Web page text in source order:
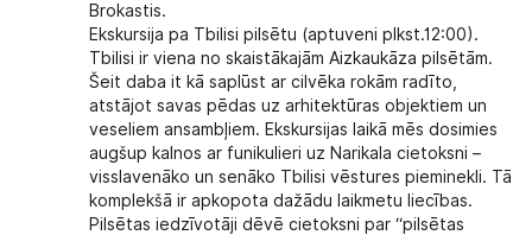
Brokastis.
Ekskursija pa Tbilisi pilsētu (aptuveni plkst.12:00).
Tbilisi ir viena no skaistākajām Aizkaukāza pilsētām.
Šeit daba it kā saplūst ar cilvēka rokām radīto,
atstājot savas pēdas uz arhitektūras objektiem un
veseliem ansambļiem. Ekskursijas laikā mēs dosimies
augšup kalnos ar funikulieri uz Narikala cietoksni –
visslavenāko un senāko Tbilisi vēstures pieminekli. Tā
komplekšā ir apkopota dažādu laikmetu liecības.
Pilsētas iedzīvotāji dēvē cietoksni par “pilsētas